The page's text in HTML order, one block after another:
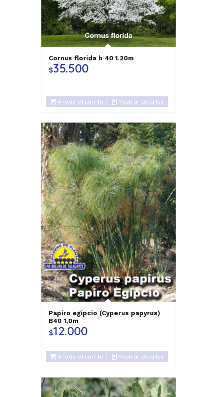
Cornus florida b 40 1.20m
$35.500
Añadir al carrito Mostrar detalles
Papiro egipcio (Cyperus papyrus)
B40 1,0m
$12.000
Añadir al carrito Mostrar detalles